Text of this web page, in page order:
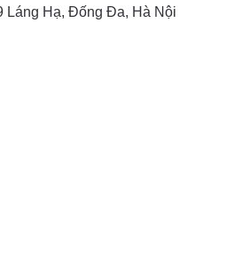
Láng Hạ, Đống Đa, Hà Nội